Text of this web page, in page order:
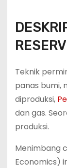
Teknik
panas bumi,
diproduksi,
dan gas.
produksi.
Menimbang
Economics)